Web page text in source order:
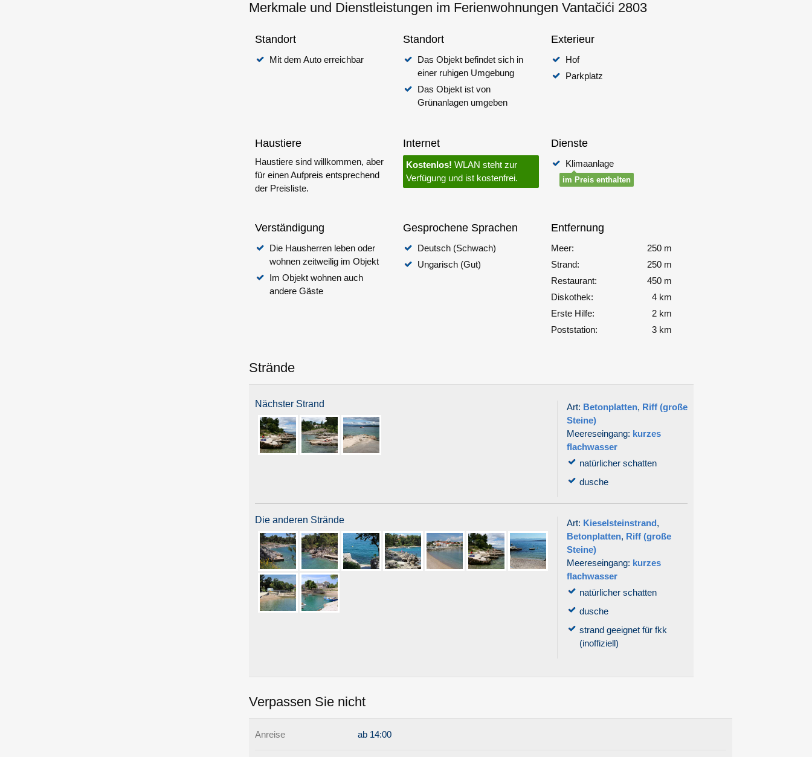
Merkmale und Dienstleistungen im Ferienwohnungen Vantačići 2803
Standort
Mit dem Auto erreichbar
Standort
Das Objekt befindet sich in
einer ruhigen Umgebung
Das Objekt ist von
Grünanlagen umgeben
Exterieur
Hof
Parkplatz
Haustiere
Haustiere sind willkommen, aber
für einen Aufpreis entsprechend
der Preisliste.
Internet
Kostenlos! WLAN steht zur
Verfügung und ist kostenfrei.
Dienste
Klimaanlage
im Preis enthalten
Verständigung
Die Hausherren leben oder
wohnen zeitweilig im Objekt
Im Objekt wohnen auch
andere Gäste
Gesprochene Sprachen
Deutsch (Schwach)
Ungarisch (Gut)
Entfernung
Meer:
250 m
Strand:
250 m
Restaurant:
450 m
Diskothek:
4 km
Erste Hilfe:
2 km
Poststation:
3 km
Strände
Nächster Strand Art: Betonplatten, Riff (große
Steine)
Meereseingang: kurzes
flachwasser
natürlicher schatten
dusche
Die anderen Strände Art: Kieselsteinstrand,
Betonplatten, Riff (große
Steine)
Meereseingang: kurzes
flachwasser
natürlicher schatten
dusche
strand geeignet für fkk
(inoffiziell)
Verpassen Sie nicht
Anreise ab 14:00